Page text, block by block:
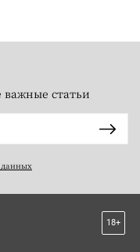
статьи
данных
18+